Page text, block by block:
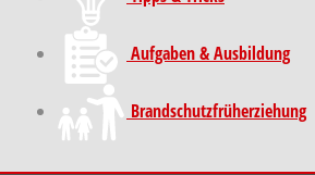
Aufgaben & Ausbildung
Brand­schutz­früh­erziehung